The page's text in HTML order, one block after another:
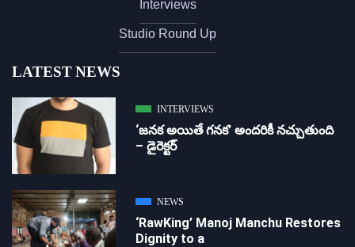
Interviews
Studio Round Up
LATEST NEWS
INTERVIEWS
‘జ‌న‌క అయితే గ‌న‌క‌’ అందరికీ నచ్చుతుంది
– డైరెక్ట‌ర్
NEWS
‘RawKing’ Manoj Manchu Restores
Dignity to a